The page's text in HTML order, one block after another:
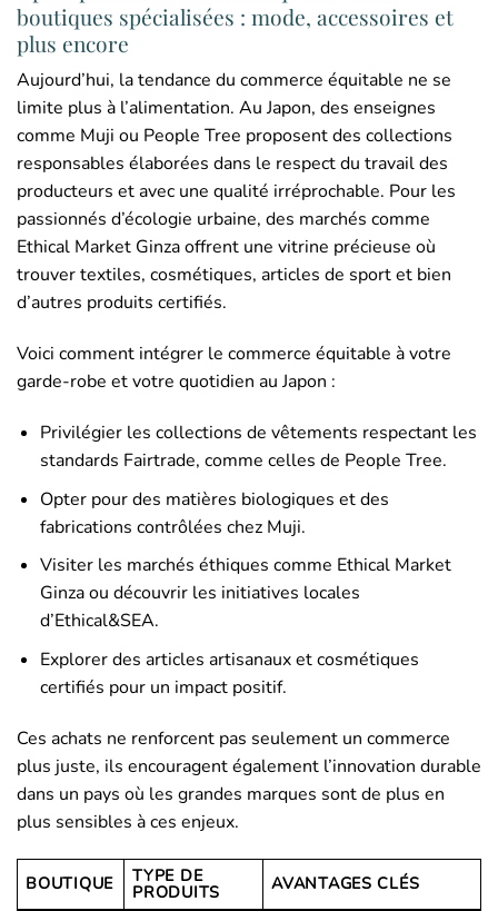
boutiques spécialisées : mode, accessoires et
plus encore
Aujourd’hui, la tendance du commerce équitable ne se
limite plus à l’alimentation. Au Japon, des enseignes
comme Muji ou People Tree proposent des collections
responsables élaborées dans le respect du travail des
producteurs et avec une qualité irréprochable. Pour les
passionnés d’écologie urbaine, des marchés comme
Ethical Market Ginza offrent une vitrine précieuse où
trouver textiles, cosmétiques, articles de sport et bien
d’autres produits certifiés.
Voici comment intégrer le commerce équitable à votre
garde-robe et votre quotidien au Japon :
Privilégier les collections de vêtements respectant les
standards Fairtrade, comme celles de People Tree.
Opter pour des matières biologiques et des
fabrications contrôlées chez Muji.
Visiter les marchés éthiques comme Ethical Market
Ginza ou découvrir les initiatives locales
d’Ethical&SEA.
Explorer des articles artisanaux et cosmétiques
certifiés pour un impact positif.
Ces achats ne renforcent pas seulement un commerce
plus juste, ils encouragent également l’innovation durable
dans un pays où les grandes marques sont de plus en
plus sensibles à ces enjeux.
BOUTIQUE TYPE DE
PRODUITS AVANTAGES CLÉS